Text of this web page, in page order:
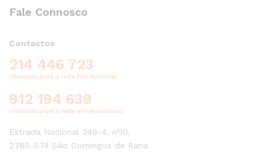
Fale Connosco
Contactos
214 446 723
Chamada para a rede fixa nacional
912 194 639
Chamada para a rede móvel nacional
Estrada Nacional 249-4, nº10,
2785-574 São Domingos de Rana